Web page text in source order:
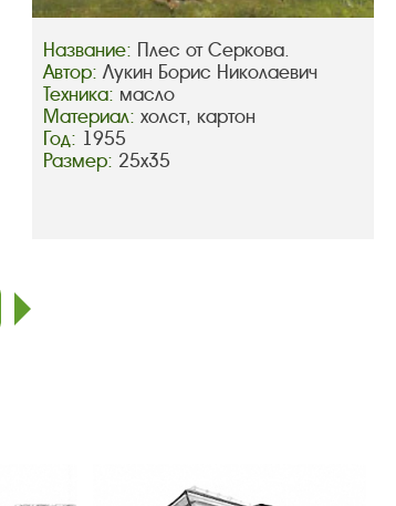
Название: Плес от Серкова.
Автор: Лукин Борис Николаевич
Техника: масло
Материал: холст, картон
Год: 1955
Размер: 25х35